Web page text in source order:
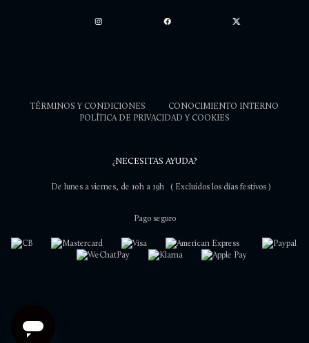
TÉRMINOS Y CONDICIONES
CONOCIMIENTO INTERNO
POLÍTICA DE PRIVACIDAD Y COOKIES
¿NECESITAS AYUDA?
De lunes a viernes, de 10h a 19h ( Excluidos los días festivos )
Pago seguro